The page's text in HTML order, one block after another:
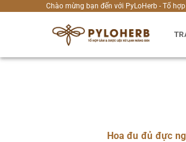
Chào mừng bạn đến với PyLoHerb - Tổ
Hoa đu đủ đực